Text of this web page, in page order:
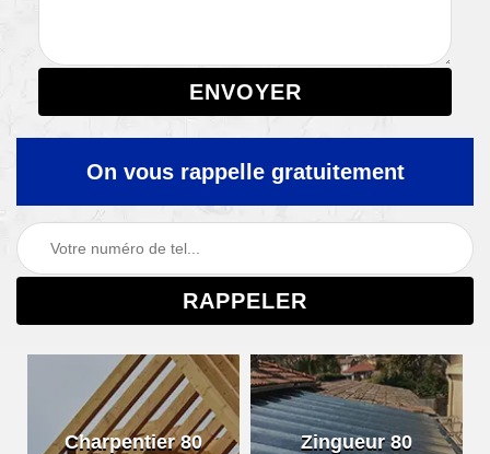
On vous rappelle gratuitement
Charpentier 80 Zingueur 80